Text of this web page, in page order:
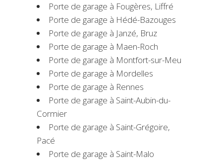
Porte de garage à Fougères, Liffré
Porte de garage à Hédé-Bazouges
Porte de garage à Janzé, Bruz
Porte de garage à Maen-Roch
Porte de garage à Montfort-sur-Meu
Porte de garage à Mordelles
Porte de garage à Rennes
Porte de garage à Saint-Aubin-du-
Cormier
Porte de garage à Saint-Grégoire,
Pacé
Porte de garage à Saint-Malo